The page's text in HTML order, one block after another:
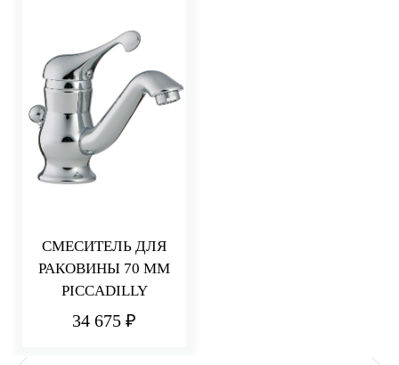
СМЕСИТЕЛЬ ДЛЯ
РАКОВИНЫ 70 ММ
PICCADILLY
34 675 ₽